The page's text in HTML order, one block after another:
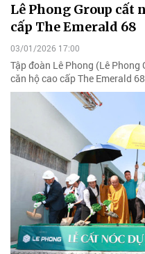
Lê Phong Group cất
cấp The Emerald 68
03/01/2026 17:00
Tập đoàn Lê Phong (Lê
căn hộ cao cấp The Emerald